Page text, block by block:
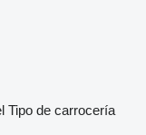
Tipo de carrocería